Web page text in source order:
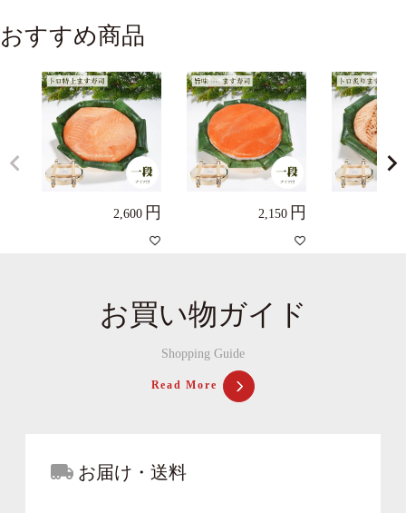
おすすめ商品
2,600 2,150
お買い物ガイド
Shopping Guide
Read More
お届け・送料